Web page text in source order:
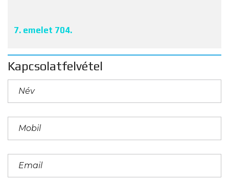
7. emelet 704.
Kapcsolatfelvétel